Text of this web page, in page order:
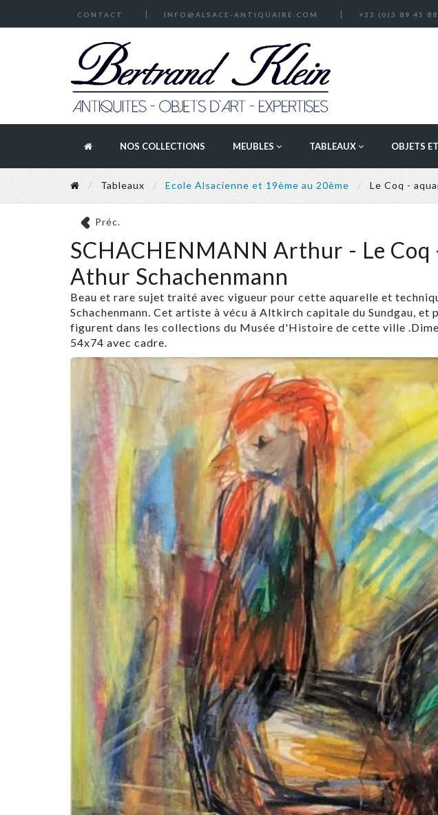
CONTACT INFO@ALSACE-ANTIQUAIRE.COM +33 (0)3 89 45
NOS COLLECTIONS MEUBLES TABLEAUX OBJETS
Tableaux Ecole Alsacienne et 19ème au 20ème Le Coq -
Préc.
SCHACHENMANN Arthur - Le Coq
Athur Schachenmann
Beau et rare sujet traité avec vigueur pour cette aquarelle et
Schachenmann. Cet artiste à vécu à Altkirch capitale du Sundgau, et
figurent dans les collections du Musée d'Histoire de cette ville
54x74 avec cadre.